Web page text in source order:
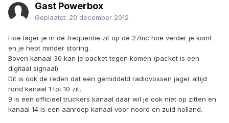
Gast Powerbox
Geplaatst: 20 december 2012
Hoe lager je in de frequentie zit op de 27mc hoe verder je komt
en je hebt minder storing.
Boven kanaal 30 kan je packet tegen komen (packet is een
digitaal signaal)
Dit is ook de reden dat een gemiddeld radiovossen jager altijd
rond kanaal 1 tot 10 zit,
9 is een officieel truckers kanaal daar wil je ook niet op zitten en
kanaal 14 is een aanroep kanaal voor noord en zuid holland.